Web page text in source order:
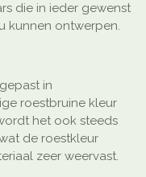
die in ieder gewenst
kunnen ontwerpen.
in
roestbruine kleur
het ook steeds
de roestkleur
zeer weervast.